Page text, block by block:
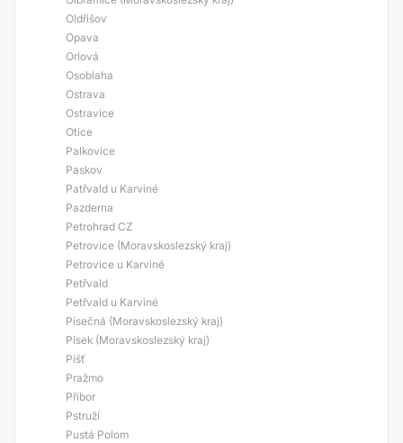
Oldřišov
Opava
Orlová
Osoblaha
Ostrava
Ostravice
Otice
Palkovice
Paskov
Patřvald u Karviné
Pazderna
Petrohrad CZ
Petrovice (Moravskoslezský kraj)
Petrovice u Karviné
Petřvald
Petřvald u Karviné
Písečná (Moravskoslezský kraj)
Písek (Moravskoslezský kraj)
Píšť
Pražmo
Příbor
Pstruží
Pustá Polom